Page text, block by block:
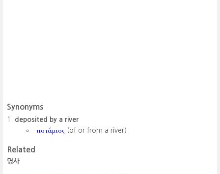
Synonyms
deposited by a river
ποτάμιος (of or from a river)
Related
명사